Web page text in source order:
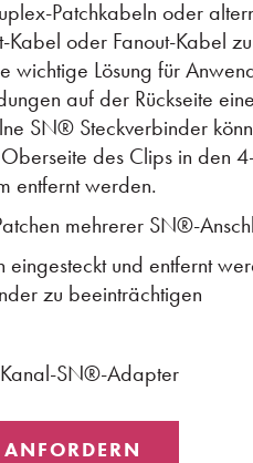
Patchkabeln oder
Kabel oder Fanout-Kabel zu
wichtige Lösung für
auf der Rückseite
SN® Steckverbinder
des Clips in den
entfernt werden.
mehrerer SN®-
eingesteckt und entfernt
zu beeinträchtigen
SN®-Adapter